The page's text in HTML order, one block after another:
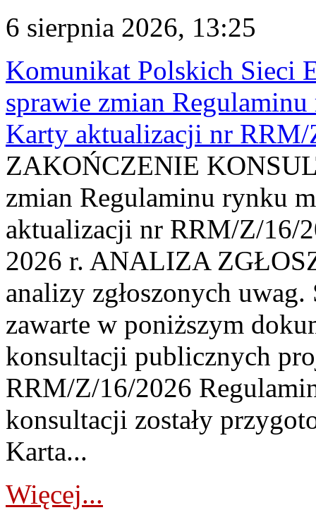
6 sierpnia 2026, 13:25
Komunikat Polskich Sieci
sprawie zmian
Karty aktualizacji nr
ZAKOŃCZENIE
zmian Regulaminu rynku
aktualizacji nr RRM/Z/16/
2026 r. ANALIZA
analizy zgłoszonych
zawarte w poniższym
konsultacji publicznych
RRM/Z/16/2026
konsultacji zostały
Karta...
Więcej...